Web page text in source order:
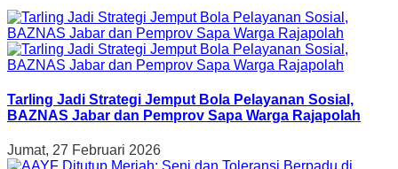
Tarling Jadi Strategi Jemput Bola Pelayanan Sosial,
BAZNAS Jabar dan Pemprov Sapa Warga Rajapolah
Jumat, 27 Februari 2026